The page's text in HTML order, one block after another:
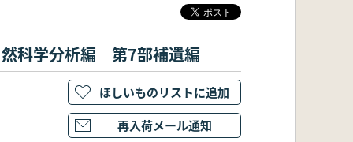
科学分析編 第7部補遺編
ほしいものリストに追加
再入荷メール通知